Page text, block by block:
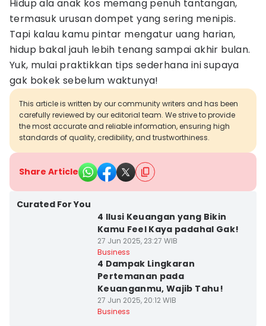
Hidup ala anak kos memang penuh tantangan,
termasuk urusan dompet yang sering menipis.
Tapi kalau kamu pintar mengatur uang harian,
hidup bakal jauh lebih tenang sampai akhir bulan.
Yuk, mulai praktikkan tips sederhana ini supaya
gak bokek sebelum waktunya!
This article is written by our community writers and has been
carefully reviewed by our editorial team. We strive to provide
the most accurate and reliable information, ensuring high
standards of quality, credibility, and trustworthiness.
Share Article
Curated For You
4 Ilusi Keuangan yang Bikin
Kamu Feel Kaya padahal Gak!
27 Jun 2025, 23:27 WIB
Business
4 Dampak Lingkaran
Pertemanan pada
Keuanganmu, Wajib Tahu!
27 Jun 2025, 20:12 WIB
Business